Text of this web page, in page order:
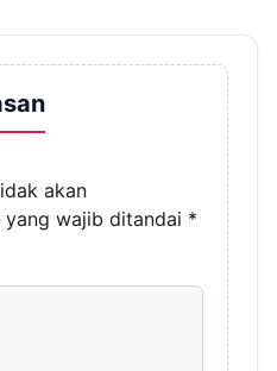
akan
yang wajib ditandai *